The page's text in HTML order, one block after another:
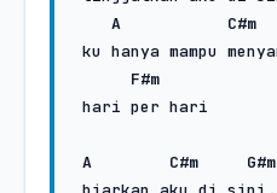
A
C#m
F#m
A C#m G#m